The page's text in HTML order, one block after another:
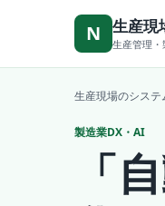
N 生産現
生産管理・
生産現場のシステ
製造業DX・AI
「